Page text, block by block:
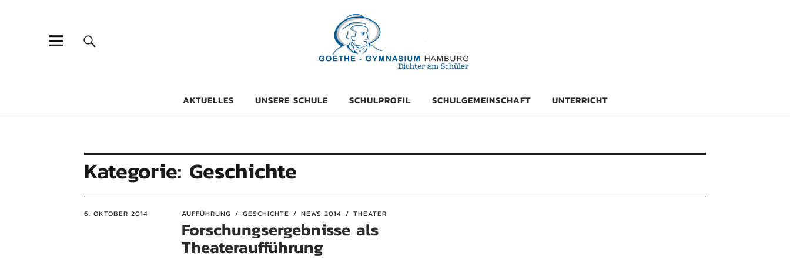
Goethe-Gymnasium Hamburg
AKTUELLES UNSERE SCHULE SCHULPROFIL SCHULGEMEINSCHAFT UNTERRICHT
Kategorie: Geschichte
6. OKTOBER 2014 AUFFÜHRUNG GESCHICHTE NEWS 2014 THEATER
Forschungsergebnisse als
Theateraufführung